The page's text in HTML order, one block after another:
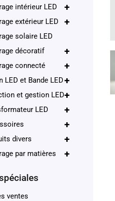
+
intérieur LED
+
extérieur LED
solaire LED
+
décoratif
+
connecté
+
LED et Bande LED
+
et gestion LED
+
LED
+
+
divers
+
par matières
ventes